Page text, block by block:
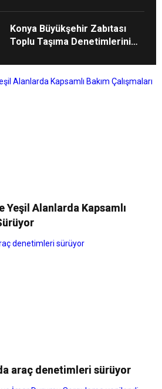
Konya Büyükşehir Zabıtası
Toplu Taşıma Denetimlerini
Yeşil Alanlarda Kapsamlı
araç denetimleri sürüyor